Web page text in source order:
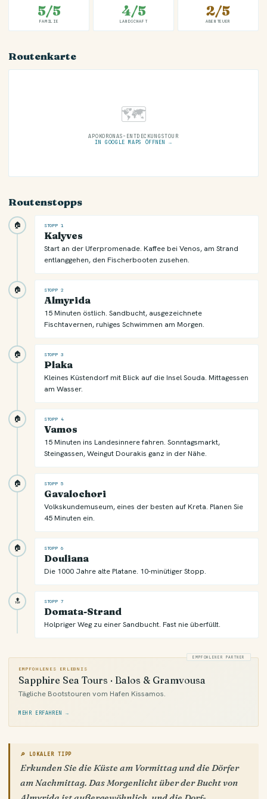
5/5
FAMILIE
4/5
LANDSCHAFT
2/5
ABENTEUER
Routenkarte
🗺
APOKORONAS-ENTDECKUNGSTOUR
IN GOOGLE MAPS ÖFFNEN →
Routenstopps
🏠 STOPP 1
Kalyves
Start an der Uferpromenade. Kaffee bei Venos, am Strand
entlanggehen, den Fischerbooten zusehen.
🏠 STOPP 2
Almyrida
15 Minuten östlich. Sandbucht, ausgezeichnete
Fischtavernen, ruhiges Schwimmen am Morgen.
🏠 STOPP 3
Plaka
Kleines Küstendorf mit Blick auf die Insel Souda. Mittagessen
am Wasser.
🏠 STOPP 4
Vamos
15 Minuten ins Landesinnere fahren. Sonntagsmarkt,
Steingassen, Weingut Dourakis ganz in der Nähe.
🏠 STOPP 5
Gavalochori
Volkskundemuseum, eines der besten auf Kreta. Planen Sie
45 Minuten ein.
🏠 STOPP 6
Douliana
Die 1000 Jahre alte Platane. 10-minütiger Stopp.
🔝 STOPP 7
Domata-Strand
Holpriger Weg zu einer Sandbucht. Fast nie überfüllt.
EMPFOHLENER PARTNER
EMPFOHLENES ERLEBNIS
Sapphire Sea Tours · Balos & Gramvousa
Tägliche Bootstouren vom Hafen Kissamos.
MEHR ERFAHREN →
🔎 LOKALER TIPP
Erkunden Sie die Küste am Vormittag und die Dörfer
am Nachmittag. Das Morgenlicht über der Bucht von